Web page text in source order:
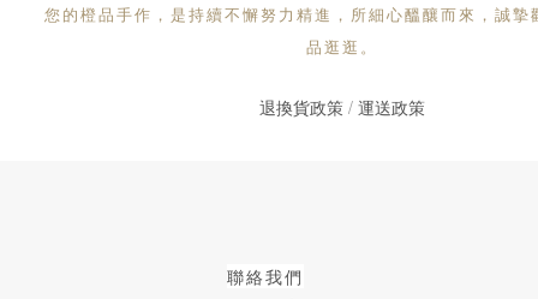
您的橙品手作，是持續不懈努力精進，所細心醞釀而來，誠摯
品逛逛。
退換貨政策/ 運送政策
聯絡我們